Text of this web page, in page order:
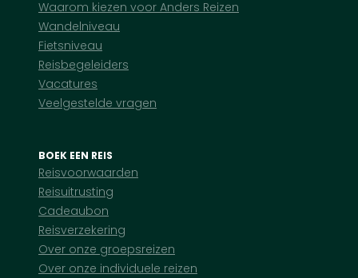
Waarom kiezen voor Anders Reizen
Wandelniveau
Fietsniveau
Reisbegeleiders
Vacatures
Veelgestelde vragen
BOEK EEN REIS
Reisvoorwaarden
Reisuitrusting
Cadeaubon
Reisverzekering
Over onze groepsreizen
Over onze individuele reizen